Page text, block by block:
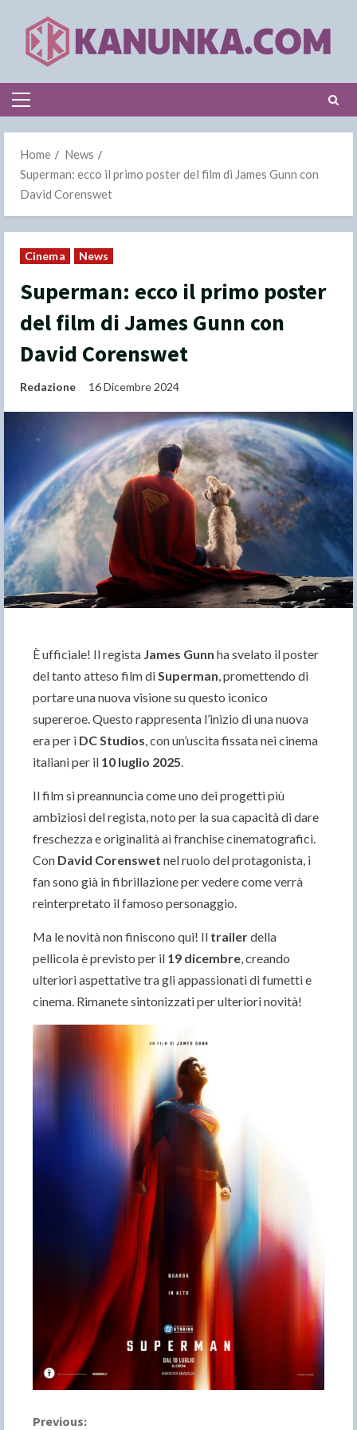
content
Primary
Home
News
Superman: ecco il primo poster del film di James Gunn con
David Corenswet
Cinema News
Superman: ecco il primo poster
del film di James Gunn con
David Corenswet
Redazione 16 Dicembre 2024
È ufficiale! Il regista James Gunn ha svelato il poster
del tanto atteso film diSuperman, promettendo di
portare una nuova visione su questo iconico
supereroe. Questo rappresenta l’inizio di una nuova
era per i DC Studios, con un’uscita fissata nei cinema
italiani per il 10 luglio 2025.
Il film si preannuncia come uno dei progetti più
ambiziosi del regista, noto per la sua capacità di dare
freschezza e originalità ai franchise cinematografici.
Con David Corenswet nel ruolo del protagonista, i
fan sono già in fibrillazione per vedere come verrà
reinterpretato il famoso personaggio.
Ma le novità non finiscono qui! Il trailerdella
pellicola è previsto per il 19 dicembre, creando
ulteriori aspettative tra gli appassionati di fumetti e
cinema. Rimanete sintonizzati per ulteriori novità!
Previous: